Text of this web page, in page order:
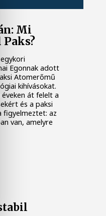
Mi
Egonnak adott
Atomerőmű
kihívásokat.
éveken át felelt a
és a paksi
figyelmeztet: az
van, amelyre